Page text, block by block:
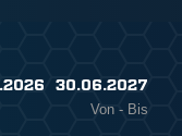
30.06.2027
Von - Bis